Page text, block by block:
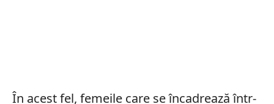
În acest fel, femeile care se încadrează într-